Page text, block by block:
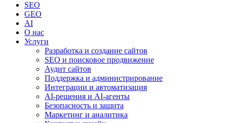
SEO
GEO
AI
О нас
Услуги
Разработка и создание сайтов
SEO и поисковое продвижение
Аудит сайтов
Поддержка и администрирование
Интеграции и автоматизация
AI-решения и AI-агенты
Безопасность и защита
Маркетинг и аналитика